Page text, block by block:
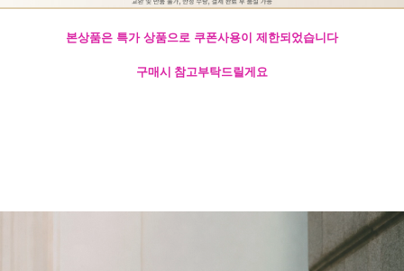
본상품은 특가 상품으로 쿠폰사용이 제한되었습니다
구매시 참고부탁드릴게요